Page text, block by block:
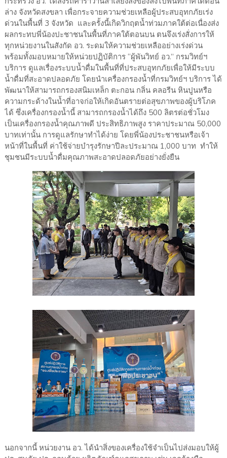
ล่าง จังหวัดสงขลา เพื่อกระจายความช่วยเหลือผู้ประสบอุทกภัยเร่ง
ด่วนในพื้นที่ 3 จังหวัด และครั้งนี้เกิดวิกฤตน้ำท่วมภาคใต้ต่อเนื่องส่ง
ผลกระทบพี่น้องปะชาชนในพื้นที่ภาคใต้ตอนบน ตนจึงเร่งสั่งการให้
ทุกหน่วยงานในสังกัด อว. ระดมให้ความช่วยเหลืออย่างเร่งด่วน
พร้อมทั้งมอบหมายให้หน่วยปฏิบัติการ “ผู้พันวิทย์ อว.” กรมวิทย์ฯ
บริการ ดูแลเรื่องระบบน้ำดื่มในพื้นที่ที่ประสบอุทกภัยเพื่อให้มีระบบ
น้ำดื่มที่สะอาดปลอดภัย โดยนำเครื่องกรองน้ำที่กรมวิทย์ฯ บริการ ได้
พัฒนาให้สามารถกรองสนิมเหล็ก ตะกอน กลิ่น คลอรีน หินปูนหรือ
ความกระด้างในน้ำที่อาจก่อให้เกิดอันตรายต่อสุขภาพของผู้บริโภค
ได้ ซึ่งเครื่องกรองน้ำนี้ สามารถกรองน้ำได้ถึง 500 ลิตรต่อชั่วโมง
เป็นเครื่องกรองน้ำคุณภาพดี ประสิทธิภาพสูง ราคาประมาณ 50,000
บาทเท่านั้น การดูแลรักษาทำได้ง่าย โดยพี่น้องประชาชนหรือเจ้า
หน้าที่ในพื้นที่ ค่าใช้จ่ายบำรุงรักษาปีละประมาณ 1,000 บาท ทำให้
ชุมชนมีระบบน้ำดื่มคุณภาพสะอาดปลอดภัยอย่างยั่งยืน
นอกจากนี้ หน่วยงาน อว. ได้นำสิ่งของเครื่องใช้จำเป็นไปส่งมอบให้ผู้